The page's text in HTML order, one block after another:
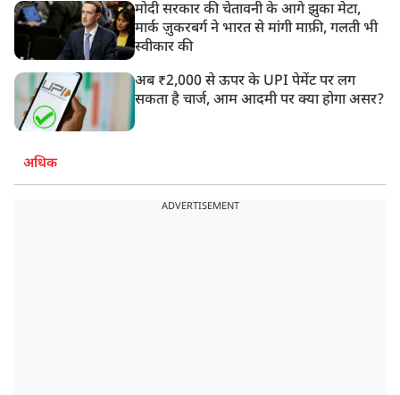
मोदी सरकार की चेतावनी के आगे झुका मेटा,
मार्क ज़ुकरबर्ग ने भारत से मांगी माफ़ी, गलती भी
स्वीकार की
अब ₹2,000 से ऊपर के UPI पेमेंट पर लग
सकता है चार्ज, आम आदमी पर क्या होगा असर?
अधिक
ADVERTISEMENT